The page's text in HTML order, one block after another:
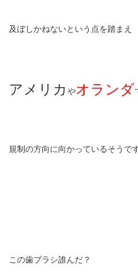
及ぼしかねないという点を踏まえ
アメリカ やオランダ
規制の方向に向かっているそうです
この歯ブラシ誰んだ？